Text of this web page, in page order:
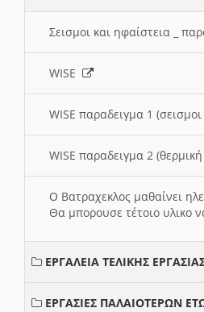
Σεισμοι και ηφαίστεια _
WISE
WISE παραδειγμα 1
WISE παραδειγμα 2
Ο Βατραχεκλος μαθαίνει
Θα μπορουσε τέτοιο υλικο
ΕΡΓΑΛΕΙΑ ΤΕΛΙΚΗΣ
ΕΡΓΑΣΙΕΣ ΠΑΛΑΙΟΤΕΡΩΝ